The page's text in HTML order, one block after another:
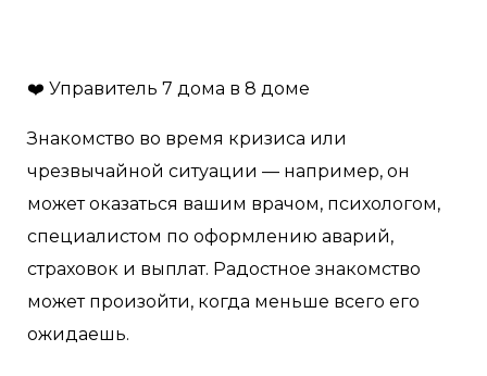
❤️ Управитель 7 дома в 8 доме
Знакомство во время кризиса или
чрезвычайной ситуации — например, он
может оказаться вашим врачом, психологом,
специалистом по оформлению аварий,
страховок и выплат. Радостное знакомство
может произойти, когда меньше всего его
ожидаешь.